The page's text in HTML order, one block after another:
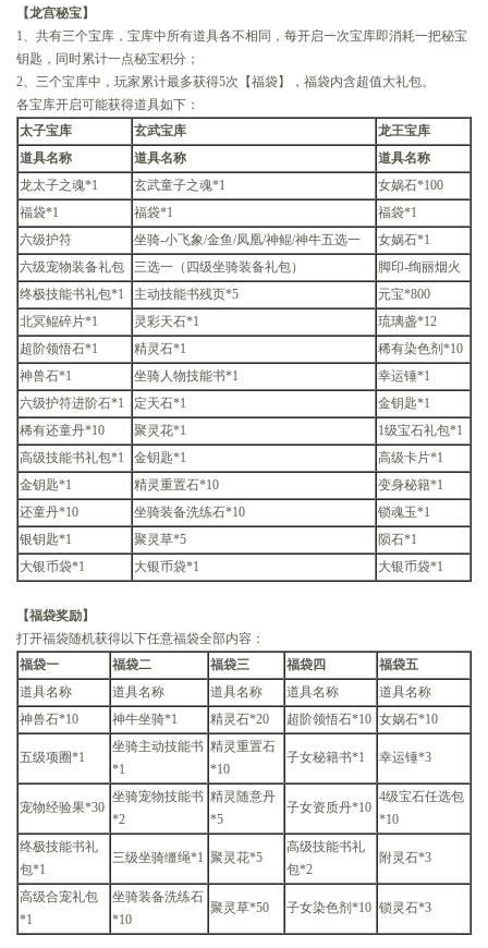
【龙宫秘宝】
1、共有三个宝库，宝库中所有道具各不相同，每开启一次宝库即消耗一把秘宝
钥匙，同时累计一点秘宝积分；
2、三个宝库中，玩家累计最多获得5次【福袋】，福袋内含超值大礼包。
各宝库开启可能获得道具如下：
太子宝库
玄武宝库
龙王宝库
道具名称
道具名称
道具名称
龙太子之魂*1
玄武童子之魂*1
女娲石*100
福袋*1
福袋*1
福袋*1
六级护符
坐骑-小飞象/金鱼/凤凰/神鲲/神牛五选一
女娲石*1
六级宠物装备礼包
三选一（四级坐骑装备礼包）
脚印-绚丽烟火
终极技能书礼包*1
主动技能书残页*5
元宝*800
北冥鲲碎片*1
灵彩天石*1
琉璃盏*12
超阶领悟石*1
精灵石*1
稀有染色剂*10
神兽石*1
坐骑人物技能书*1
幸运锤*1
六级护符进阶石*1
定天石*1
金钥匙*1
稀有还童丹*10
聚灵花*1
1级宝石礼包*1
高级技能书礼包*1
金钥匙*1
高级卡片*1
金钥匙*1
精灵重置石*10
变身秘籍*1
还童丹*10
坐骑装备洗练石*10
锁魂玉*1
银钥匙*1
聚灵草*5
陨石*1
大银币袋*1
大银币袋*1 大银币袋*1
【福袋奖励】
打开福袋随机获得以下任意福袋全部内容：
福袋一
福袋二 福袋三 福袋四
福袋五
道具名称
道具名称 道具名称 道具名称
道具名称
神兽石*10
神牛坐骑*1 精灵石*20 超阶领悟石*10 女娲石*10
五级项圈*1
坐骑主动技能书
*1
精灵重置石
*10
子女秘籍书*1 幸运锤*3
宠物经验果*30
坐骑宠物技能书
*2
精灵随意丹
*5
子女资质丹*10
4级宝石任选包
*10
终极技能书礼
包*1
三级坐骑缰绳*1 聚灵花*5
高级技能书礼
包*2
附灵石*3
高级合宠礼包
*1
坐骑装备洗练石
*10
聚灵草*50 子女染色剂*10 锁灵石*3